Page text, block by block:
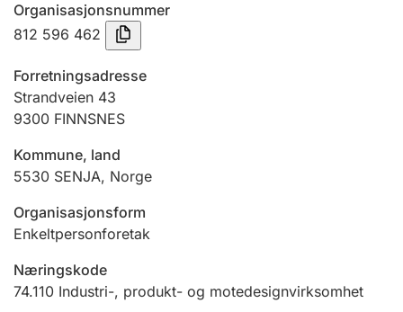
Tinglysing
Jeger
Ektepaktveileder
Offentlig sektor
Organisasjonsnummer
812 596 462
Forretningsadresse
Strandveien 43
9300 FINNSNES
Kommune, land
5530 SENJA, Norge
Organisasjonsform
Enkeltpersonforetak
Næringskode
74.110 Industri-, produkt- og motedesignvirksomhet